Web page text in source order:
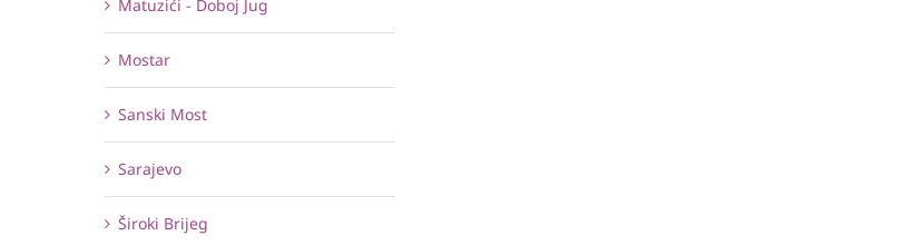
Matuzići - Doboj Jug
Mostar
Sanski Most
Sarajevo
Široki Brijeg